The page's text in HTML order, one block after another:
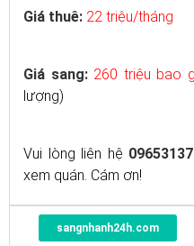
Giá thuê: 22 triệu/tháng
Giá sang: 260 triệu bao
lượng)
Vui lòng liên hệ
xem quán. Cám ơn!
sangnhanh24h.com